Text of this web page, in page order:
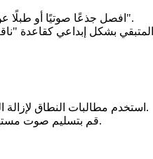
افصل جذعًا صوتيًا أو طبلًا عن ارتداد تجريبي باستخدام مطالبات نصية مثل "غناء رئيسي" أو "طبلة جهير".
استخدم مطالبات النطاق لإزالة النقرات أو ضوضاء الشفاه أو تقليب الصفحات التي تحدث في لحظات معينة.
قم بتسليم صوت مستهدف نظيف للعملاء مع تقديم مسار متبقي للحفاظ على الأجواء عند الحاجة.